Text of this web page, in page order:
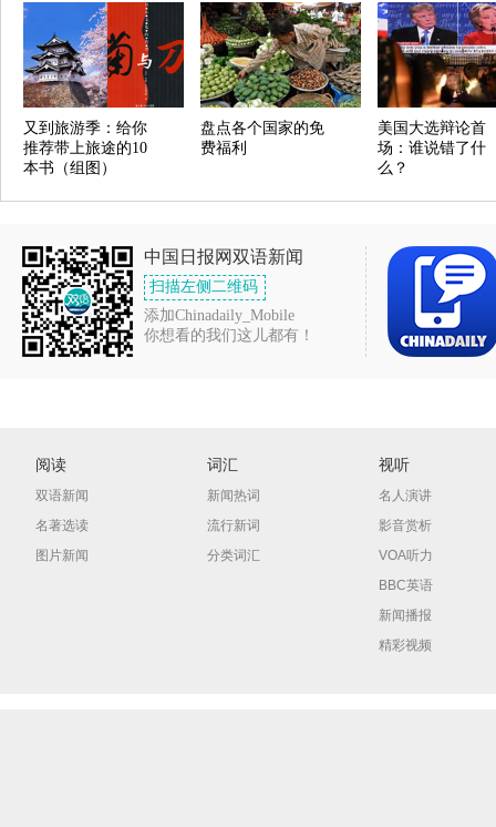
又到旅游季：给你
推荐带上旅途的10
本书（组图）
盘点各个国家的免
费福利
美国大选辩论首
场：谁说错了什
么？
中国日报网双语新闻
扫描左侧二维码
添加Chinadaily_Mobile
你想看的我们这儿都有！
阅读
双语新闻
名著选读
图片新闻
词汇
新闻热词
流行新词
分类词汇
视听
名人演讲
影音赏析
VOA听力
BBC英语
新闻播报
精彩视频